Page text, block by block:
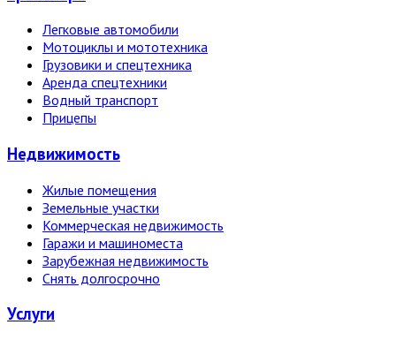
Легковые автомобили
Мотоциклы и мототехника
Грузовики и спецтехника
Аренда спецтехники
Водный транспорт
Прицепы
Недвижи­мость
Жилые помещения
Земельные участки
Коммерческая недвижимость
Гаражи и машиноместа
Зарубежная недвижимость
Снять долгосрочно
Услуги